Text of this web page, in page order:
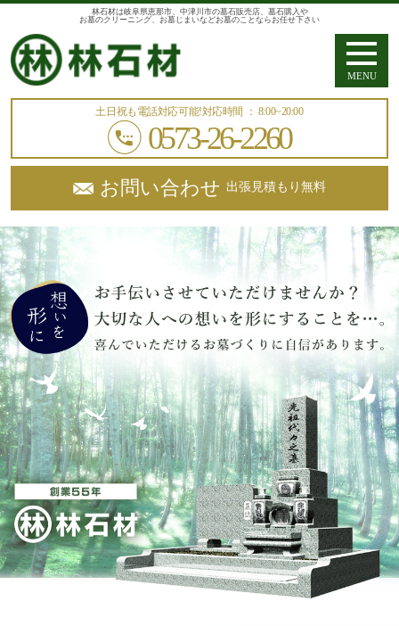
林石材は岐阜県恵那市、中津川市の墓石販売店、墓石購入や
お墓のクリーニング、お墓じまいなどお墓のことならお任せ下さい
MENU
土日祝も電話対応可能!対応時間 ： 8:00~20:00
0573-26-2260
お問い合わせ 出張見積もり無料